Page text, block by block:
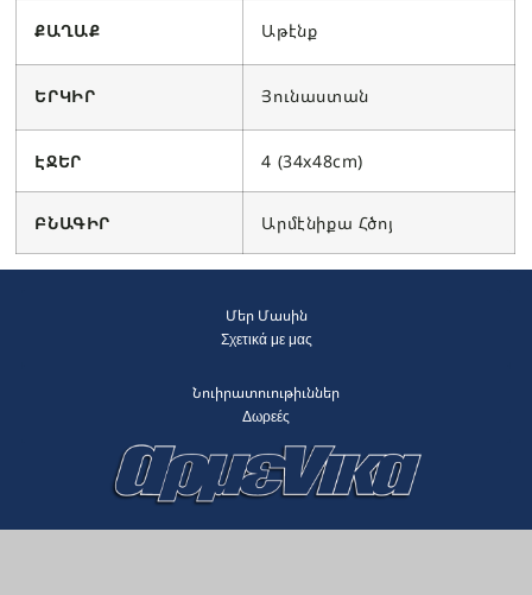
ՔԱՂԱՔ Աթէնք
ԵՐԿԻՐ Յունաստան
ԷՋԵՐ 4 (34x48cm)
ԲՆԱԳԻՐ Արմէնիքա Հծոյ
Մեր Մասին
Σχετικά με μας
Նուիրատուութիւններ
Δωρεές